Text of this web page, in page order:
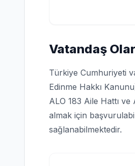
Vatandaş
Türkiye Cumhuriyeti
Edinme Hakkı
ALO 183 Aile Hattı ve
almak için
sağlanabilmektedir.